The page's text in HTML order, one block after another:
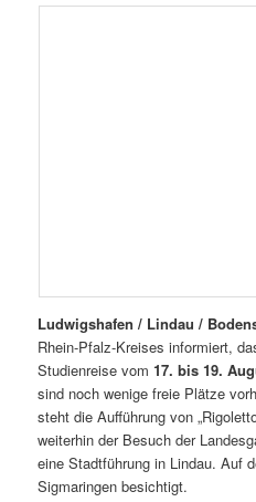
Ludwigshafen / Lindau /
Rhein-Pfalz-Kreises informiert,
Studienreise vom17. bis 19.
sind noch wenige freie Plätze
steht die Aufführung von
weiterhin der Besuch der
eine Stadtführung in Lindau. Auf
Sigmaringen besichtigt.